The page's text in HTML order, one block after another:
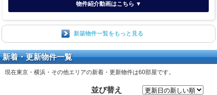
物件紹介動画はこちら ▼
新築物件一覧をもっと見る
新着・更新物件一覧
現在東京・横浜・その他エリアの新着・更新物件は60部屋です。
並び替え